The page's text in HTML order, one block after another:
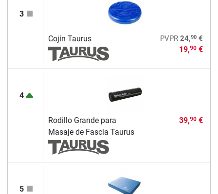
3
Cojín Taurus PVPR 24,90€
19,90€
4
Rodillo Grande para
Masaje de Fascia Taurus
39,90€
5